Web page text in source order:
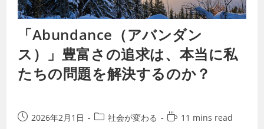
「Abundance（アバンダン
ス）」豊富さの追求は、本当に私
たちの問題を解決するのか？
2026年2月1日 社会が変わる 11 mins read